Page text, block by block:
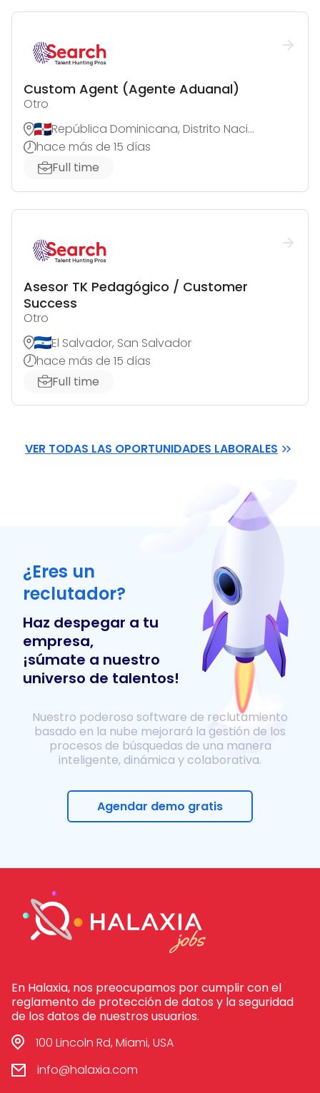
Custom Agent (Agente Aduanal)
Otro
República Dominicana, Distrito Nacional
hace más de 15 días
Full time
Asesor TK Pedagógico / Customer
Success
Otro
El Salvador, San Salvador
hace más de 15 días
Full time
VER TODAS LAS OPORTUNIDADES LABORALES
¿Eres un
reclutador?
Haz despegar a tu
empresa,
¡súmate a nuestro
universo de talentos!
Nuestro poderoso software de reclutamiento
basado en la nube mejorará la gestión de los
procesos de búsquedas de una manera
inteligente, dinámica y colaborativa.
Agendar demo gratis
En Halaxia, nos preocupamos por cumplir con el
reglamento de protección de datos y la seguridad
de los datos de nuestros usuarios.
100 Lincoln Rd, Miami, USA
info@halaxia.com